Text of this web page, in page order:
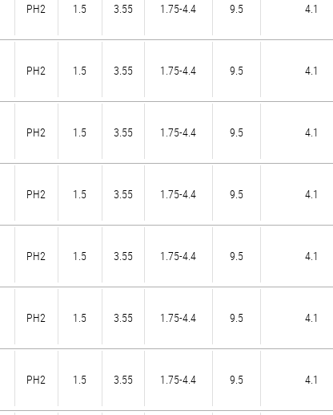
PH2 1.5 3.55 1.75-4.4 9.5 4.1
PH2 1.5 3.55 1.75-4.4 9.5 4.1
PH2 1.5 3.55 1.75-4.4 9.5 4.1
PH2 1.5 3.55 1.75-4.4 9.5 4.1
PH2 1.5 3.55 1.75-4.4 9.5 4.1
PH2 1.5 3.55 1.75-4.4 9.5 4.1
PH2 1.5 3.55 1.75-4.4 9.5 4.1